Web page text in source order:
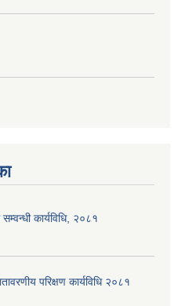
कार्यविधि, २०८१
परिक्षण कार्यविधि २०८१